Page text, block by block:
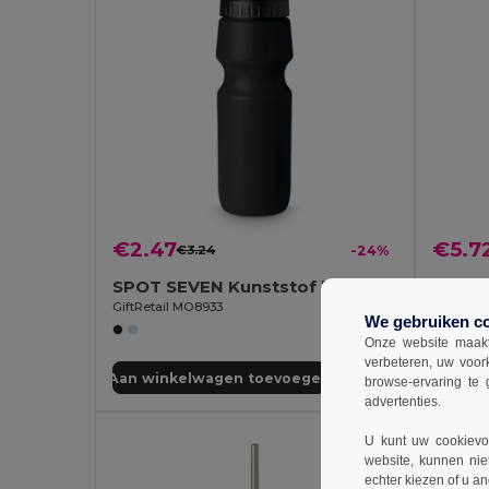
€2.47€3.24 -24%
GiftRetail MO8933
Aan winkelwagen toevoegen Aan
We gebruiken
Onze website
verbeteren, uw
browse-ervaring te
advertenties.
U kunt uw
website, kunnen
echter kiezen of u